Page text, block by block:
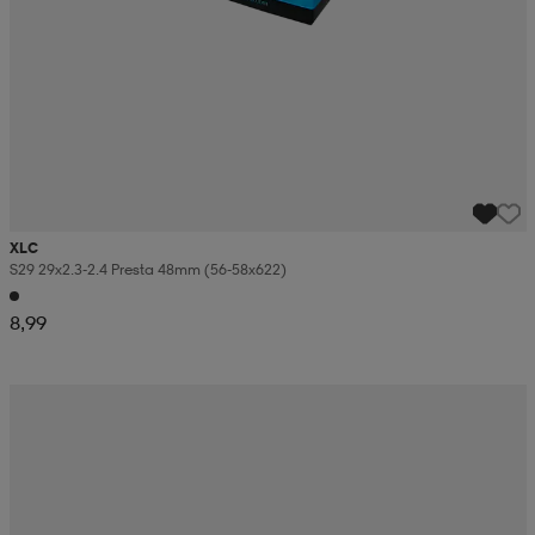
XLC
S29 29x2.3-2.4 Presta 48mm (56-58x622)
8,99